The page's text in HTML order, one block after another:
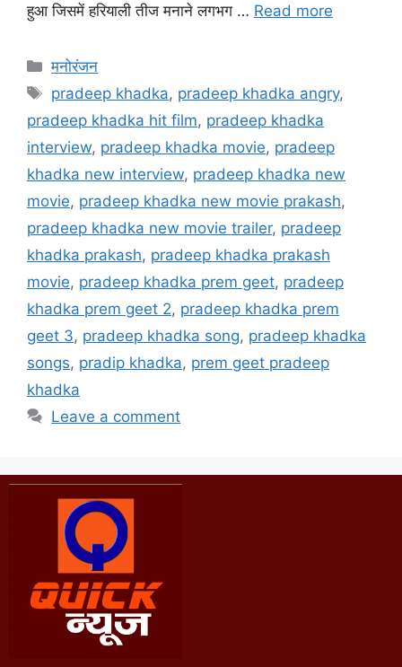
हुआ जिसमें हरियाली तीज मनाने लगभग … Read more
मनोरंजन
pradeep khadka, pradeep khadka angry,
pradeep khadka hit film, pradeep khadka
interview, pradeep khadka movie, pradeep
khadka new interview, pradeep khadka new
movie, pradeep khadka new movie prakash,
pradeep khadka new movie trailer, pradeep
khadka prakash, pradeep khadka prakash
movie, pradeep khadka prem geet, pradeep
khadka prem geet 2, pradeep khadka prem
geet 3, pradeep khadka song, pradeep khadka
songs, pradip khadka, prem geet pradeep
khadka
Leave a comment